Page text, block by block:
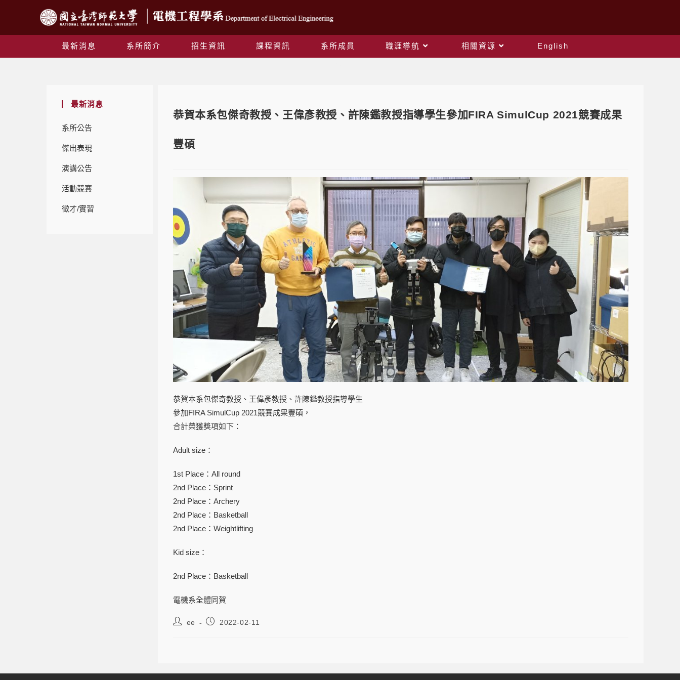
最新消息 系所簡介 招生資訊 課程資訊 系所成員 職涯導航 相關資源 English
最新消息
系所公告
傑出表現
演講公告
活動競賽
徵才/實習
恭賀本系包傑奇教授、王偉彥教授、許陳鑑教授指導學生參加FIRA SimulCup 2021競賽成果
豐碩
恭賀本系包傑奇教授、王偉彥教授、許陳鑑教授指導學生
參加FIRA SimulCup 2021競賽成果豐碩，
合計榮獲獎項如下：
Adult size：
1st Place：All round
2nd Place：Sprint
2nd Place：Archery
2nd Place：Basketball
2nd Place：Weightlifting
Kid size：
2nd Place：Basketball
電機系全體同賀
ee 2022-02-11